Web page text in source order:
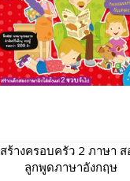
สร้างครอบครัว 2 ภาษา
ลูกพูดภาษาอังกฤษ